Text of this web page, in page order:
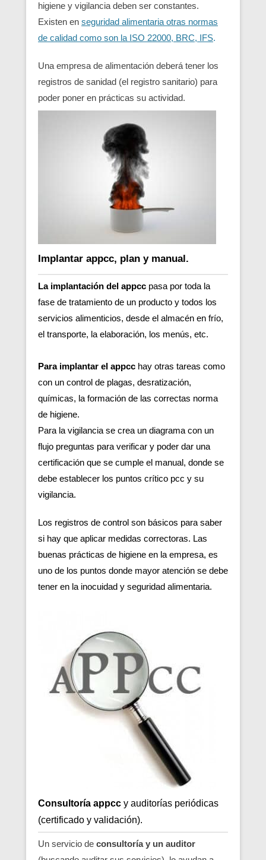
higiene y vigilancia deben ser constantes.
Existen en seguridad alimentaria otras normas
de calidad como son la ISO 22000, BRC, IFS.
Una empresa de alimentación deberá tener los
registros de sanidad (el registro sanitario) para
poder poner en prácticas su actividad.
Implantar appcc, plan y manual.
La implantación del appcc pasa por toda la
fase de tratamiento de un producto y todos los
servicios alimenticios, desde el almacén en frío,
el transporte, la elaboración, los menús, etc.
Para implantar el appcc hay otras tareas como
con un control de plagas, desratización,
químicas, la formación de las correctas norma
de higiene.
Para la vigilancia se crea un diagrama con un
flujo preguntas para verificar y poder dar una
certificación que se cumple el manual, donde se
debe establecer los puntos crítico pcc y su
vigilancia.
Los registros de control son básicos para saber
si hay que aplicar medidas correctoras. Las
buenas prácticas de higiene en la empresa, es
uno de los puntos donde mayor atención se debe
tener en la inocuidad y seguridad alimentaria.
Consultoría appcc y auditorías periódicas
(certificado y validación).
Un servicio de consultoría y un auditor